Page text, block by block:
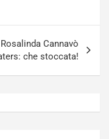
Cannavò
che stoccata!